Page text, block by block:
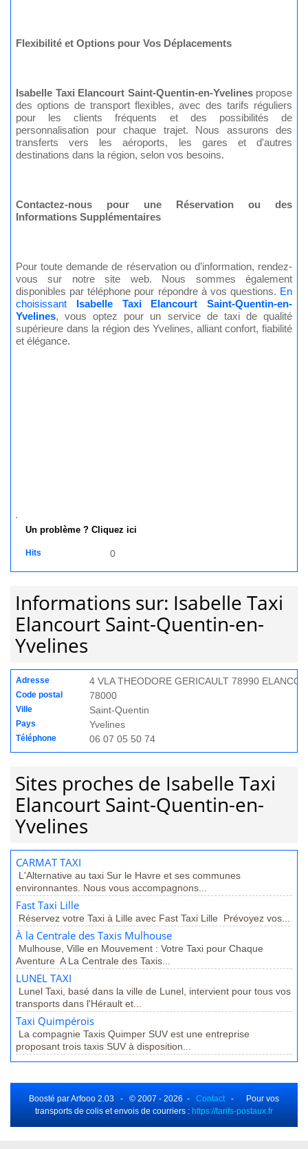
Flexibilité et Options pour Vos Déplacements
Isabelle Taxi Elancourt Saint-Quentin-en-Yvelinespropose
des options de transport flexibles, avec des tarifs réguliers
pour les clients fréquents et des possibilités de
personnalisation pour chaque trajet. Nous assurons des
transferts vers les aéroports, les gares et d'autres
destinations dans la région, selon vos besoins.
Contactez-nous pour une Réservation ou des
Informations Supplémentaires
Pour toute demande de réservation ou d’information, rendez-
vous sur notre site web. Nous sommes également
disponibles par téléphone pour répondre à vos questions. En
choisissant
Isabelle Taxi Elancourt Saint-Quentin-en-
Yvelines, vous optez pour un service de taxi de qualité
supérieure dans la région des Yvelines, alliant confort, fiabilité
et élégance.
Un problème ? Cliquez ici
Hits 0
Informations sur: Isabelle Taxi
Elancourt Saint-Quentin-en-
Yvelines
Adresse 4 VLA THEODORE GERICAULT 78990
Code postal 78000
Ville Saint-Quentin
Pays Yvelines
Téléphone 06 07 05 50 74
Sites proches de Isabelle Taxi
Elancourt Saint-Quentin-en-
Yvelines
CARMAT TAXI
L'Alternative au taxi Sur le Havre et ses communes
environnantes. Nous vous accompagnons...
Fast Taxi Lille
Réservez votre Taxi à Lille avec Fast Taxi Lille Prévoyez vos...
À la Centrale des Taxis Mulhouse
Mulhouse, Ville en Mouvement : Votre Taxi pour Chaque
Aventure A La Centrale des Taxis...
LUNEL TAXI
Lunel Taxi, basé dans la ville de Lunel, intervient pour tous vos
transports dans l'Hérault et...
Taxi Quimpérois
La compagnie Taxis Quimper SUV est une entreprise
proposant trois taxis SUV à disposition...
Boosté par Arfooo 2.03 - © 2007 - 2026 - Contact - Pour vos
transports de colis et envois de courriers : https://tarifs-postaux.fr